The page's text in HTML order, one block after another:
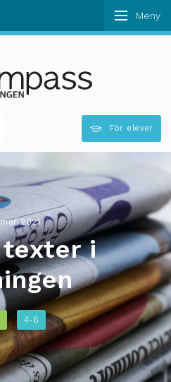
av resultat är
För elever
2021
i
4-6